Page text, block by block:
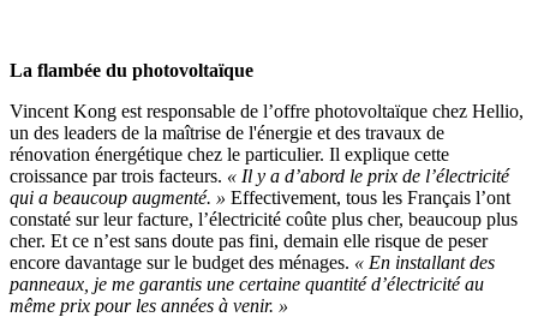
La flambée du photovoltaïque
Vincent Kong est responsable de l’offre photovoltaïque chez Hellio,
un des leaders de la maîtrise de l'énergie et des travaux de
rénovation énergétique chez le particulier. Il explique cette
croissance par trois facteurs. « Il y a d’abord le prix de l’électricité
qui a beaucoup augmenté. » Effectivement, tous les Français l’ont
constaté sur leur facture, l’électricité coûte plus cher, beaucoup plus
cher. Et ce n’est sans doute pas fini, demain elle risque de peser
encore davantage sur le budget des ménages. « En installant des
panneaux, je me garantis une certaine quantité d’électricité au
même prix pour les années à venir. »